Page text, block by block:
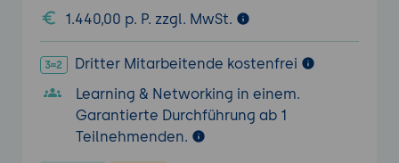
1.440,00 p. P. zzgl. MwSt.
Dritter Mitarbeitende kostenfrei
Learning & Networking in einem.
Garantierte Durchführung ab 1
Teilnehmenden.